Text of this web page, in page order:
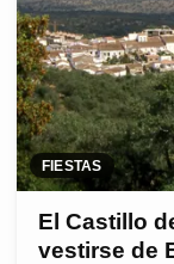
FIESTAS
El Castillo
vestirse de